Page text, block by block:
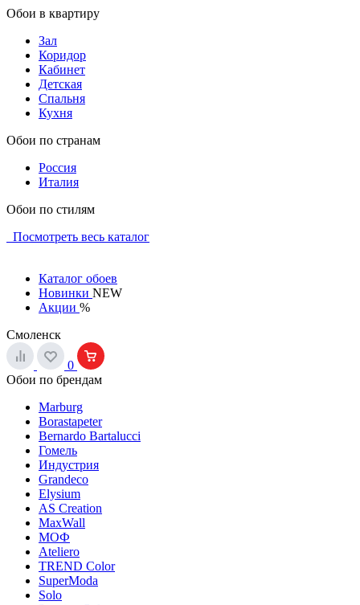
Обои в квартиру
Зал
Коридор
Кабинет
Детская
Спальня
Кухня
Обои по странам
Россия
Италия
Обои по стилям
Посмотреть весь каталог
Каталог обоев
Новинки NEW
Акции %
Смоленск
0
Обои по брендам
Marburg
Borastapeter
Bernardo Bartalucci
Гомель
Индустрия
Grandeco
Elysium
AS Creation
MaxWall
МОФ
Ateliero
TREND Color
SuperModa
Solo